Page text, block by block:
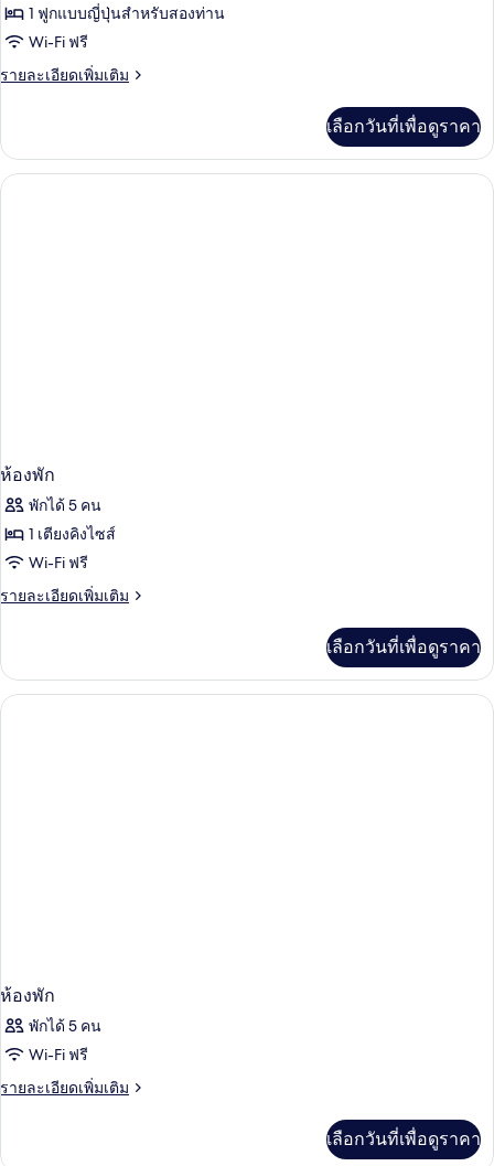
1 ฟูกแบบญี่ปุ่นสำหรับสองท่าน
Wi-Fi ฟรี
รายละเอียดเพิ่มเติม
ราย
เกี่ยว
กับ
ห้อง
เลือกวันที่เพื่อดูราคา
ห้องพัก
พักได้ 5 คน
1 เตียงคิงไซส์
Wi-Fi ฟรี
รายละเอียดเพิ่มเติม
ราย
เกี่ยว
กับ
ห้อง
เลือกวันที่เพื่อดูราคา
ห้องพัก
พักได้ 5 คน
Wi-Fi ฟรี
รายละเอียดเพิ่มเติม
ราย
เลือกวันที่เพื่อดูราคา